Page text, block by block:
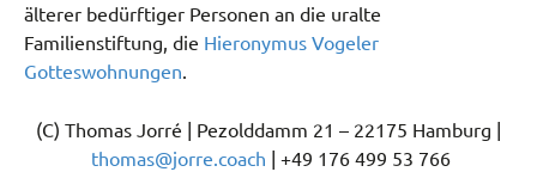
älterer bedürftiger Personen an die uralte
Familienstiftung, die Hieronymus Vogeler
Gotteswohnungen.
(C) Thomas Jorré | Pezolddamm 21 – 22175 Hamburg |
thomas@jorre.coach | +49 176 499 53 766